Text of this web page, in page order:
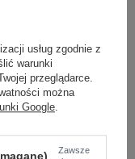
usług zgodnie z
warunki
przeglądarce.
można
Google.
Zawsze